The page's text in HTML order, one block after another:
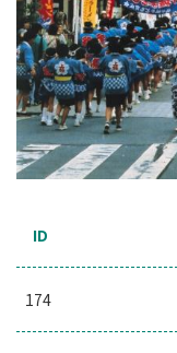
ID
174